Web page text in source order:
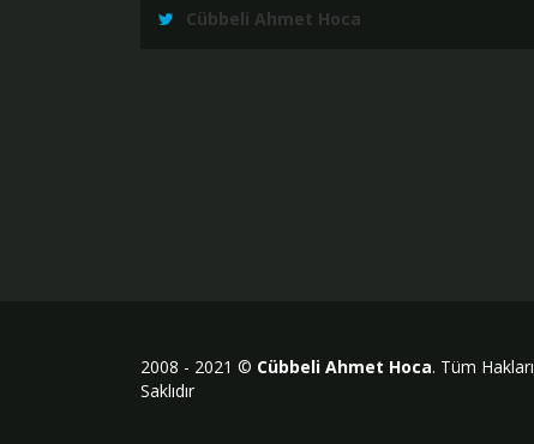
Cübbeli Ahmet Hoca
2008 - 2021 © Cübbeli Ahmet Hoca. Tüm Hakları
Saklıdır